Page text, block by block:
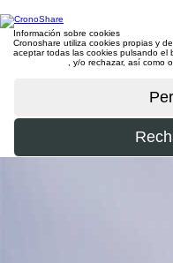
Información sobre cookies
Cronoshare utiliza cookies propias y
aceptar todas las cookies pulsando el
, y/o rechazar, así como